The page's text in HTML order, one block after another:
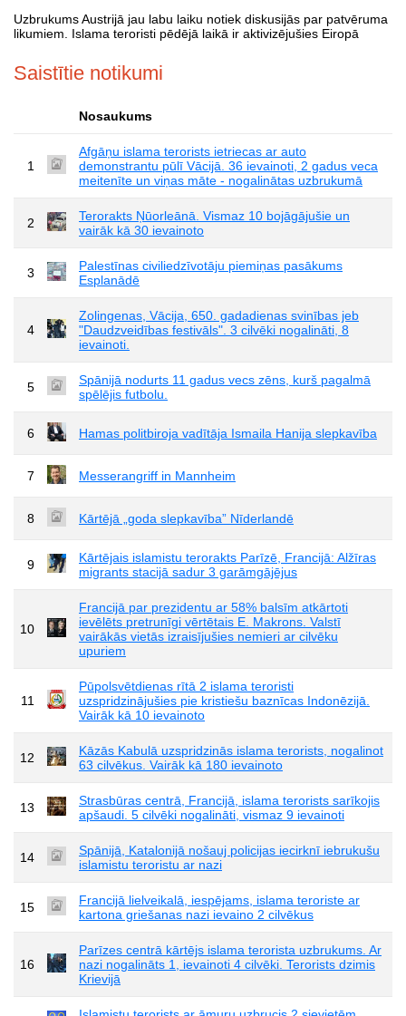
Uzbrukums Austrijā jau labu laiku notiek diskusijās par patvēruma
likumiem. Islama teroristi pēdējā laikā ir aktivizējušies Eiropā
Saistītie notikumi
Nosaukums
1
Afgāņu islama terorists ietriecas ar auto
demonstrantu pūlī Vācijā. 36 ievainoti, 2 gadus veca
meitenīte un viņas māte - nogalinātas uzbrukumā
2
Terorakts Ņūorleānā. Vismaz 10 bojāgājušie un
vairāk kā 30 ievainoto
3
Palestīnas civiliedzīvotāju piemiņas pasākums
Esplanādē
4
Zolingenas, Vācija, 650. gadadienas svinības jeb
"Daudzveidības festivāls". 3 cilvēki nogalināti, 8
ievainoti.
5
Spānijā nodurts 11 gadus vecs zēns, kurš pagalmā
spēlējis futbolu.
6 Hamas politbiroja vadītāja Ismaila Hanija slepkavība
7 Messerangriff in Mannheim
8 Kārtējā „goda slepkavība” Nīderlandē
9
Kārtējais islamistu terorakts Parīzē, Francijā: Alžīras
migrants stacijā sadur 3 garāmgājējus
10
Francijā par prezidentu ar 58% balsīm atkārtoti
ievēlēts pretrunīgi vērtētais E. Makrons. Valstī
vairākās vietās izraisījušies nemieri ar cilvēku
upuriem
11
Pūpolsvētdienas rītā 2 islama teroristi
uzspridzinājušies pie kristiešu baznīcas Indonēzijā.
Vairāk kā 10 ievainoto
12
Kāzās Kabulā uzspridzinās islama terorists, nogalinot
63 cilvēkus. Vairāk kā 180 ievainoto
13
Strasbūras centrā, Francijā, islama terorists sarīkojis
apšaudi. 5 cilvēki nogalināti, vismaz 9 ievainoti
14
Spānijā, Katalonijā nošauj policijas iecirknī iebrukušu
islamistu teroristu ar nazi
15
Francijā lielveikalā, iespējams, islama teroriste ar
kartona griešanas nazi ievaino 2 cilvēkus
16
Parīzes centrā kārtējs islama terorista uzbrukums. Ar
nazi nogalināts 1, ievainoti 4 cilvēki. Terorists dzimis
Krievijā